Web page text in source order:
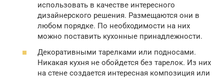
использовать в качестве интересного
дизайнерского решения. Размещаются они в
любом порядке. По необходимости на них
можно поставить кухонные принадлежности.
Декоративными тарелками или подносами.
Никакая кухня не обойдется без тарелок. Из них
на стене создается интересная композиция или